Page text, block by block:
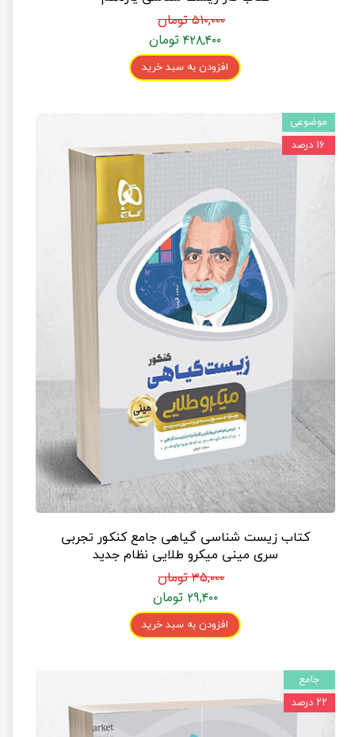
۵۱۰,۰۰۰ تومان
۴۲۸,۴۰۰ تومان
افزودن به سبد خرید
کتاب زیست شناسی گیاهی جامع کنکور تجربی
سری مینی میکرو طلایی نظام جدید
۳۵,۰۰۰ تومان
۲۹,۴۰۰ تومان
افزودن به سبد خرید
موضوعی
۱۶ درصد
جامع
۲۲ درصد